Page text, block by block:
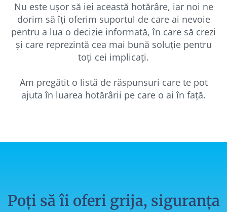
Nu este ușor să iei această hotărâre, iar noi ne
dorim să îți oferim suportul de care ai nevoie
pentru a lua o decizie informată, în care să crezi
și care reprezintă cea mai bună soluție pentru
toți cei implicați.
Am pregătit o listă de răspunsuri care te pot
ajuta în luarea hotărârii pe care o ai în față.
Poți să îi oferi grija, siguranța